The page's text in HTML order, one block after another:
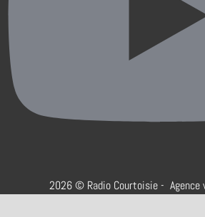
2026 © Radio Courtoisie - Agence